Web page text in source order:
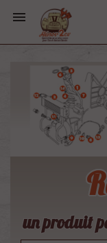

un produit